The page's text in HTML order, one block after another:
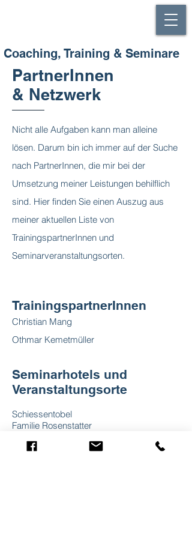
​Coaching, Training & Seminare
PartnerInnen
& Netzwerk
Nicht alle Aufgaben kann man alleine
lösen. Darum bin ich immer auf der Suche
nach PartnerInnen, die mir bei der
Umsetzung meiner Leistungen behilflich
sind. Hier finden Sie einen Auszug aus
meiner aktuellen Liste von
TrainingspartnerInnen und
Seminarveranstaltungsorten.
TrainingspartnerInnen
Christian Mang
Othmar Kemetmüller
Seminarhotels und
Veranstaltungsorte
Schiessentobel
Familie Rosenstatter
5164 Seeham